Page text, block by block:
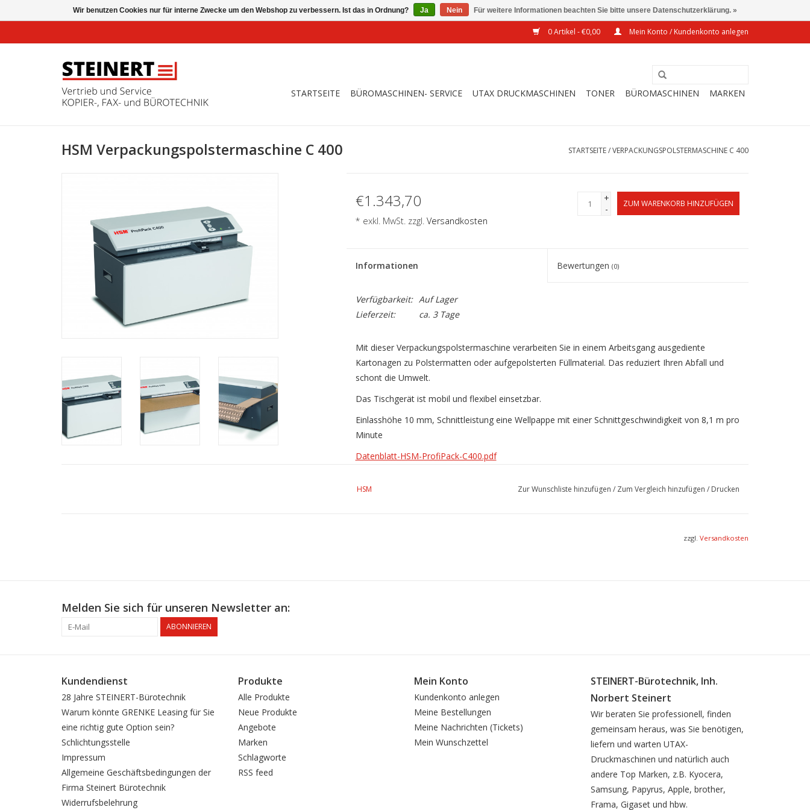
0 Artikel - €0,00 Mein Konto / Kundenkonto anlegen
STARTSEITE BÜROMASCHINEN- SERVICE UTAX DRUCKMASCHINEN TONER BÜROMASCHINEN MARKEN
HSM Verpackungspolstermaschine C 400 STARTSEITE/VERPACKUNGSPOLSTERMASCHINE C 400
€1.343,70
* exkl. MwSt. zzgl. Versandkosten
+
-
ZUM WARENKORB HINZUFÜGEN
Informationen Bewertungen(0)
Verfügbarkeit: Auf Lager
Lieferzeit:
ca. 3 Tage
Mit dieser Verpackungspolstermaschine verarbeiten Sie in einem Arbeitsgang ausgediente
Kartonagen zu Polstermatten oder aufgepolsterten Füllmaterial. Das reduziert Ihren Abfall und
schont die Umwelt.
Das Tischgerät ist mobil und flexibel einsetzbar.
Einlasshöhe 10 mm, Schnittleistung eine Wellpappe mit einer Schnittgeschwindigkeit von 8,1 m pro
Minute
Datenblatt-HSM-ProfiPack-C400.pdf
HSM Zur Wunschliste hinzufügen / Zum Vergleich hinzufügen / Drucken
zzgl. Versandkosten
Melden Sie sich für unseren Newsletter an:
ABONNIEREN
Kundendienst
28 Jahre STEINERT-Bürotechnik
Warum könnte GRENKE Leasing für Sie
eine richtig gute Option sein?
Schlichtungsstelle
Impressum
Allgemeine Geschäftsbedingungen der
Firma Steinert Bürotechnik
Widerrufsbelehrung
Produkte
Alle Produkte
Neue Produkte
Angebote
Marken
Schlagworte
RSS feed
Mein Konto
Kundenkonto anlegen
Meine Bestellungen
Meine Nachrichten (Tickets)
Mein Wunschzettel
STEINERT-Bürotechnik, Inh.
Norbert Steinert
Wir beraten Sie professionell, finden
gemeinsam heraus, was Sie benötigen,
liefern und warten UTAX-
Druckmaschinen und natürlich auch
andere Top Marken, z.B. Kyocera,
Samsung, Papyrus, Apple, brother,
Frama, Gigaset und hbw.
Wir benutzen Cookies nur für interne Zwecke um den Webshop zu verbessern. Ist das in Ordnung? Ja Nein Für weitere Informationen beachten Sie bitte unsere Datenschutzerklärung. »